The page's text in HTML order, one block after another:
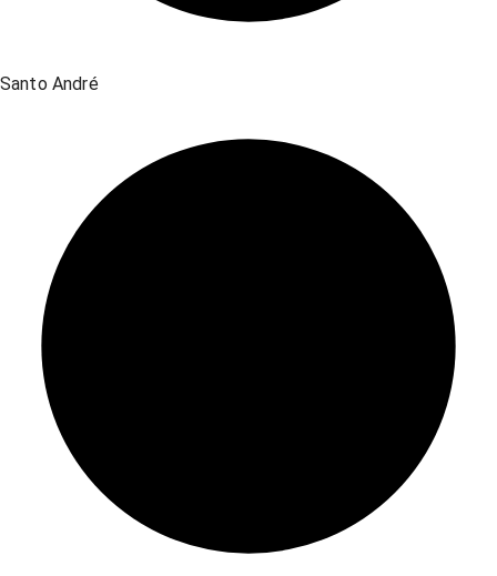
Santo André